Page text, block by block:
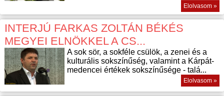
Elolvasom »
INTERJÚ FARKAS ZOLTÁN BÉKÉS
MEGYEI ELNÖKKEL A CS...
A sok sör, a sokféle csülök, a zenei és a
kulturális sokszínűség, valamint a Kárpát-
medencei értékek sokszínűsége - talá...
Elolvasom »